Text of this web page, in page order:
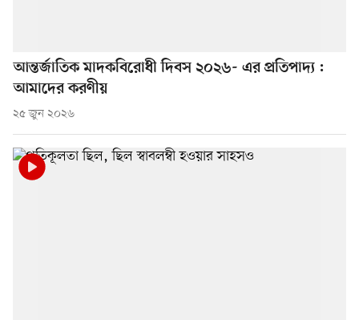
আন্তর্জাতিক মাদকবিরোধী দিবস ২০২৬- এর প্রতিপাদ্য :
আমাদের করণীয়
২৫ জুন ২০২৬